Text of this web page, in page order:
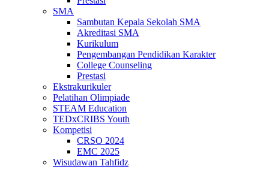
SMA
Sambutan Kepala Sekolah SMA
Akreditasi SMA
Kurikulum
Pengembangan Pendidikan Karakter
College Counseling
Prestasi
Ekstrakurikuler
Pelatihan Olimpiade
STEAM Education
TEDxCRIBS Youth
Kompetisi
CRSO 2024
EMC 2025
Wisudawan Tahfidz